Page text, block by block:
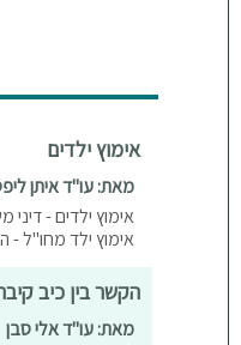
אימוץ ילדים
מאת: עו"ד איתן
אימוץ ילדים -
אימוץ ילד מחו"ל -
הקשר בין כיב
מאת: עו"ד אלי סבן